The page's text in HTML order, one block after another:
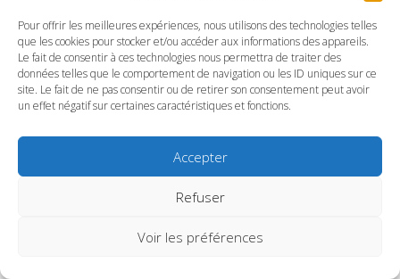
Pour offrir les meilleures expériences, nous utilisons des technologies telles
que les cookies pour stocker et/ou accéder aux informations des appareils.
Le fait de consentir à ces technologies nous permettra de traiter des
données telles que le comportement de navigation ou les ID uniques sur ce
site. Le fait de ne pas consentir ou de retirer son consentement peut avoir
un effet négatif sur certaines caractéristiques et fonctions.
Accepter
Refuser
Voir les préférences
Suivez le conservatoire du Pays Basque sur les
réseaux
SITE DU CONSERVATOIRE